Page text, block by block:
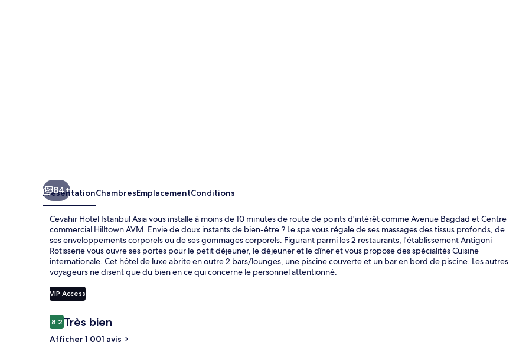
84+
PrésentationChambresEmplacementConditions
Cevahir Hotel Istanbul Asia vous installe à moins de 10 minutes de route de points d'intérêt comme Avenue Bagdad et Centre
commercial Hilltown AVM. Envie de doux instants de bien-être ? Le spa vous régale de ses massages des tissus profonds, de
ses enveloppements corporels ou de ses gommages corporels. Figurant parmi les 2 restaurants, l'établissement Antigoni
Rotisserie vous ouvre ses portes pour le petit déjeuner, le déjeuner et le dîner et vous propose des spécialités Cuisine
internationale. Cet hôtel de luxe abrite en outre 2 bars/lounges, une piscine couverte et un bar en bord de piscine. Les autres
voyageurs ne disent que du bien en ce qui concerne le personnel attentionné.
VIP Access
Avis
voyageurs
8,28,2 sur 10
Très bien
Afficher 1 001 avis